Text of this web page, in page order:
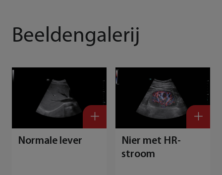
Beeldengalerij
Normale lever
Nier met HR-
stroom